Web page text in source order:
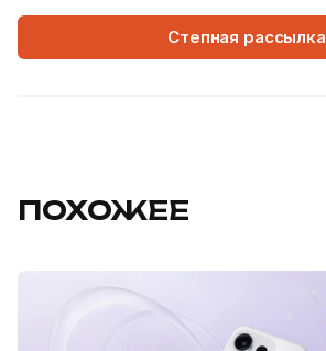
Степная рассылка
ПОХОЖЕЕ